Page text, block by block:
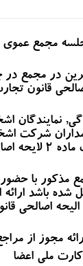
مجمع عموی
در مجمع
اصالحی قانون
نمایندگان
شرکت
می باشند (رعایت
مذکور با
شده باشد
دعوت (ماده ۹۷ الیحه
مجوز از
ملی اعضا